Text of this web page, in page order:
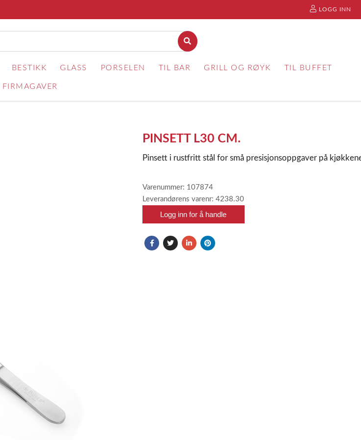
LOGG INN
BESTIKK GLASS PORSELEN TIL BAR GRILL OG RØYK TIL BUFFET
FIRMAGAVER
PINSETT L30 CM.
Pinsett i rustfritt stål for små presisjonsoppgaver på
Varenummer: 107874
Leverandørens varenr: 4238.30
Logg inn for å handle